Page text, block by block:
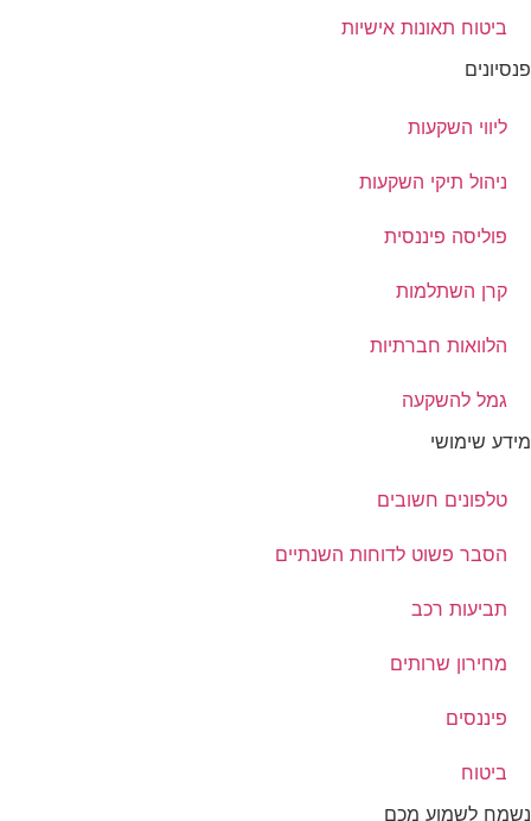
ביטוח תאונות אישיות
פנסיונים
ליווי השקעות
ניהול תיקי השקעות
פוליסה פיננסית
קרן השתלמות
הלוואות חברתיות
גמל להשקעה
מידע שימושי
טלפונים חשובים
הסבר פשוט לדוחות השנתיים
תביעות רכב
מחירון שרותים
פיננסים
ביטוח
נשמח לשמוע מכם